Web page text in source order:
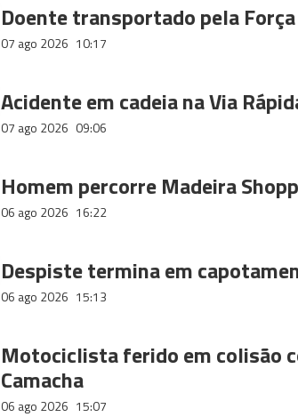
Doente transportado pela
07 ago 2026 10:17
Acidente em cadeia na Via
07 ago 2026 09:06
Homem percorre Madeira
06 ago 2026 16:22
Despiste termina em
06 ago 2026 15:13
Motociclista ferido em colisão
Camacha
06 ago 2026 15:07